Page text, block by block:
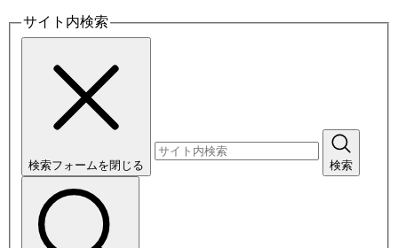
サイト内検索
検索フォームを閉じる 検索